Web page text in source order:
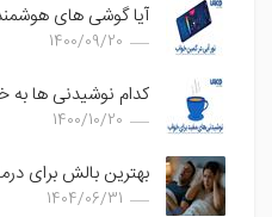
آیا گوشی های
1400/09/20
کدام نوشیدنی ها
1400/10/20
بهترین بالش برای
1404/06/31